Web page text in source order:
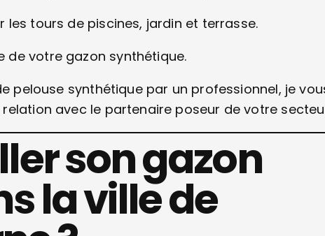
tours de piscines, jardin et terrasse.
de votre gazon synthétique.
pelouse synthétique par un professionnel, je
avec le partenaire poseur de votre
son gazon
la ville de